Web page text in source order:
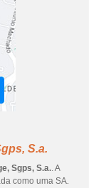
S.a.
Sgps, S.a.. A
como uma SA.